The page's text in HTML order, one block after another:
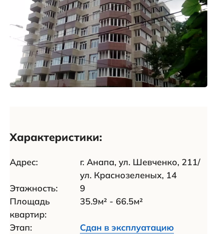
Характеристики:
Адрес:
г. Анапа, ул. Шевченко, 211/
ул. Краснозеленых, 14
Этажность:
9
Площадь
квартир:
35.9м² - 66.5м²
Этап:
Сдан в эксплуатацию